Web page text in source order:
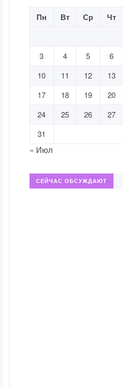
Пн Вт Ср Чт
3
4 5 6
10 11 12 13
17
18 19 20
24
25 26 27
31
« Июл
СЕЙЧАС ОБСУЖДАЮТ